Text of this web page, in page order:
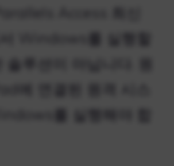
Windows를 실행할
솔루션이 아닙니다. 원
에 연결된 원격 시스
를 실행해야 합